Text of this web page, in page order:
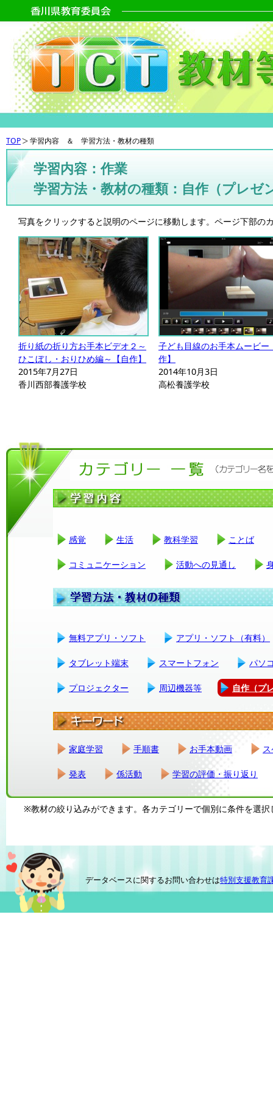
TOP 学習内容 ＆ 学習方法・教材の種類
学習内容：作業
学習方法・教材の種類：自作（プレ
写真をクリックすると説明のページに移動します。ページ下部
折り紙の折り方お手本ビデオ２～
ひこぼし・おりひめ編～【自作】
2015年7月27日
香川西部養護学校
子ども目線のお手本ムービー
作】
2014年10月3日
高松養護学校
感覚 生活 教科学習 ことば
コミュニケーション 活動への見通し
無料アプリ・ソフト アプリ・ソフト（有料）
タブレット端末 スマートフォン パソ
プロジェクター 周辺機器等 自作（プ
家庭学習 手順書 お手本動画
発表 係活動 学習の評価・振り返り
※教材の絞り込みができます。各カテゴリーで個別に条件を選択
データベースに関するお問い合わせは特別支援教育